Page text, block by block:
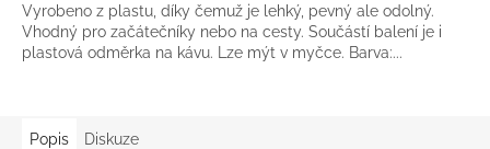
Vyrobeno z plastu, díky čemuž je lehký, pevný ale odolný.
Vhodný pro začátečníky nebo na cesty. Součástí balení je i
plastová odměrka na kávu. Lze mýt v myčce. Barva:...
Popis Diskuze